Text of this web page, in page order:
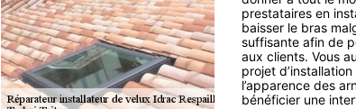
prestataires en
baisser le bras
suffisante afin de
aux clients. Vous
projet
l’apparence des
bénéficier une